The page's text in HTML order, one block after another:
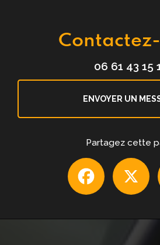
06 61 43 15
ENVOYER UN
Partagez cette
Facebook